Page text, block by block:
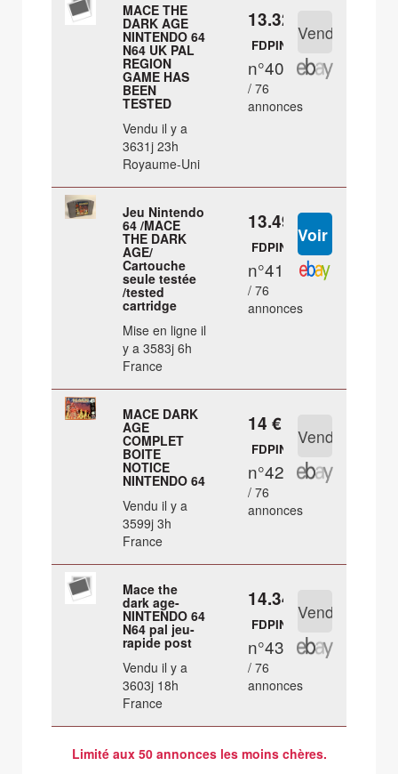
MACE THE
DARK AGE
NINTENDO 64
N64 UK PAL
REGION
GAME HAS
BEEN
TESTED
Vendu il y a
3631j 23h
Royaume-Uni
13.32 €
FDPIN
n°40
/ 76
annonces
Jeu Nintendo
64 /MACE
THE DARK
AGE/
Cartouche
seule testée
/tested
cartridge
Mise en ligne il
y a 3583j 6h
France
13.49 €
FDPIN
n°41
/ 76
annonces
MACE DARK
AGE
COMPLET
BOITE
NOTICE
NINTENDO 64
Vendu il y a
3599j 3h
France
14 €
FDPIN
n°42
/ 76
annonces
Mace the
dark age-
NINTENDO 64
N64 pal jeu-
rapide post
Vendu il y a
3603j 18h
France
14.34 €
FDPIN
n°43
/ 76
annonces
Limité aux 50 annonces les moins chères.